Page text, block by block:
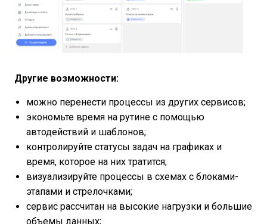
Другие возможности:
можно перенести процессы из других сервисов;
экономьте время на рутине с помощью
автодействий и шаблонов;
контролируйте статусы задач на графиках и
время, которое на них тратится;
визуализируйте процессы в схемах с блоками-
этапами и стрелочками;
сервис рассчитан на высокие нагрузки и большие
объемы данных;